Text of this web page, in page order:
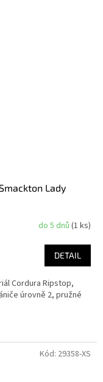
Lady
do 5 dnů (1 ks)
DETAIL
Cordura Ripstop,
úrovně 2, pružné
Kód: 29358-XS